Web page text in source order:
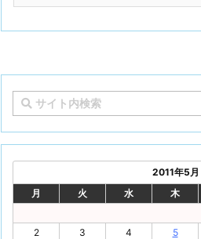
2011年5月
月
火 水 木
2
3 4 5